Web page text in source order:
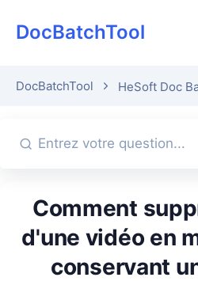
DocBatchTool
DocBatchTool HeSoft Doc
Comment supprimer le son
d'une vidéo en
conservant